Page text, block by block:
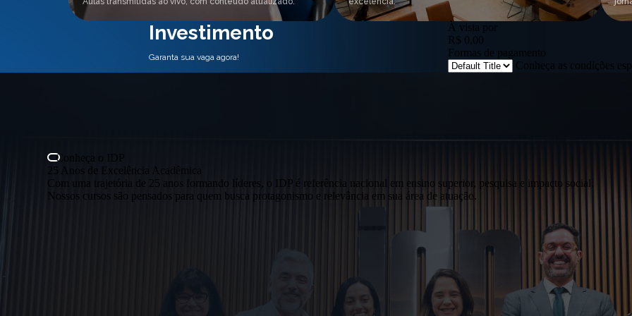
Investimento
Garanta sua vaga agora!
À vista por
R$ 0,00
Formas de pagamento
Conheça as condições
Conheça o IDP
25 Anos de Excelência Acadêmica
Com uma trajetória de 25 anos formando líderes, o IDP é referência nacional em ensino superior, pesquisa e impacto social.
Nossos cursos são pensados para quem busca protagonismo e relevância em sua área de atuação.